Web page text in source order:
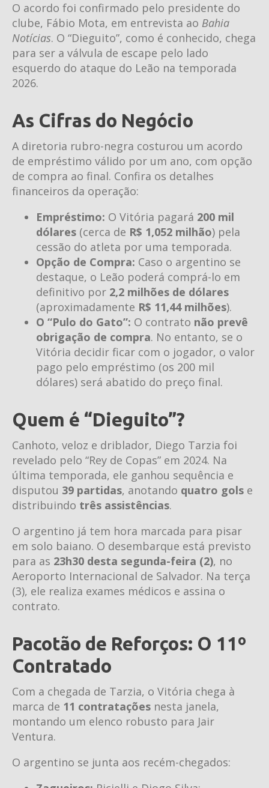
O acordo foi confirmado pelo presidente do
clube, Fábio Mota, em entrevista ao Bahia
Notícias. O “Dieguito”, como é conhecido, chega
para ser a válvula de escape pelo lado
esquerdo do ataque do Leão na temporada
2026.
As Cifras do Negócio
A diretoria rubro-negra costurou um acordo
de empréstimo válido por um ano, com opção
de compra ao final. Confira os detalhes
financeiros da operação:
Empréstimo: O Vitória pagará 200 mil
dólares (cerca de R$ 1,052 milhão) pela
cessão do atleta por uma temporada.
Opção de Compra: Caso o argentino se
destaque, o Leão poderá comprá-lo em
definitivo por 2,2 milhões de dólares
(aproximadamente R$ 11,44 milhões).
O “Pulo do Gato”: O contrato não prevê
obrigação de compra. No entanto, se o
Vitória decidir ficar com o jogador, o valor
pago pelo empréstimo (os 200 mil
dólares) será abatido do preço final.
Quem é “Dieguito”?
Canhoto, veloz e driblador, Diego Tarzia foi
revelado pelo “Rey de Copas” em 2024. Na
última temporada, ele ganhou sequência e
disputou 39 partidas, anotando quatro gols e
distribuindo três assistências.
O argentino já tem hora marcada para pisar
em solo baiano. O desembarque está previsto
para as 23h30 desta segunda-feira (2), no
Aeroporto Internacional de Salvador. Na terça
(3), ele realiza exames médicos e assina o
contrato.
Pacotão de Reforços: O 11º
Contratado
Com a chegada de Tarzia, o Vitória chega à
marca de 11 contratações nesta janela,
montando um elenco robusto para Jair
Ventura.
O argentino se junta aos recém-chegados: